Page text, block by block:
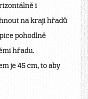
i
na kraji hřadů
pohodlně
hřadu.
je 45 cm, to aby